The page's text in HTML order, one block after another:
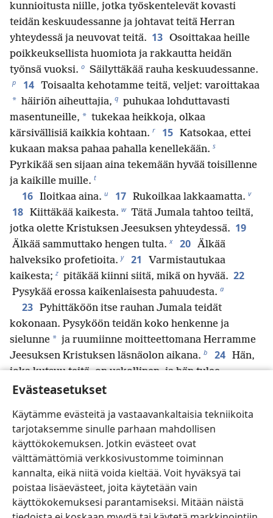
Evästeasetukset
Käytämme evästeitä ja vastaavankaltaisia tekniikoita
tarjotaksemme sinulle parhaan mahdollisen
käyttökokemuksen. Jotkin evästeet ovat
välttämättömiä verkkosivustomme toiminnan
kannalta, eikä niitä voida kieltää. Voit hyväksyä tai
poistaa lisäevästeet, joita käytetään vain
käyttökokemuksesi parantamiseksi. Mitään näistä
kunnioitusta niille, jotka työskentelevät kovasti
teidän keskuudessanne ja johtavat teitä Herran
yhteydessä ja neuvovat teitä. 13 Osoittakaa heille
poikkeuksellista huomiota ja rakkautta heidän
työnsä vuoksi. o Säilyttäkää rauha keskuudessanne.
p 14 Toisaalta kehotamme teitä, veljet: varoittakaa
* häiriön aiheuttajia, q puhukaa lohduttavasti
masentuneille, * tukekaa heikkoja, olkaa
kärsivällisiä kaikkia kohtaan. r 15 Katsokaa, ettei
kukaan maksa pahaa pahalla kenellekään. s
Pyrkikää sen sijaan aina tekemään hyvää toisillenne
ja kaikille muille. t
16 Iloitkaa aina. u 17 Rukoilkaa lakkaamatta. v
18 Kiittäkää kaikesta. w Tätä Jumala tahtoo teiltä,
jotka olette Kristuksen Jeesuksen yhteydessä. 19
Älkää sammuttako hengen tulta. x 20 Älkää
halveksiko profetioita. y 21
Varmistautukaa
kaikesta; z pitäkää kiinni siitä, mikä on hyvää. 22
Pysykää erossa kaikenlaisesta pahuudesta. a
23 Pyhittäköön itse rauhan Jumala teidät
kokonaan. Pysyköön teidän koko henkenne ja
sielunne * ja ruumiinne moitteettomana Herramme
Jeesuksen Kristuksen läsnäolon aikana. b 24 Hän,
joka kutsuu teitä, on uskollinen, ja hän tulee
varmasti tekemään niin.
puolestamme. c
26 Tervehtikää kaikkia veljiä pyhällä
suudelmalla.
27 Minä velvoitan teitä Herran kautta
huolehtimaan siitä, että tämä kirje luetaan kaikille
veljille.
28 Herramme Jeesuksen Kristuksen